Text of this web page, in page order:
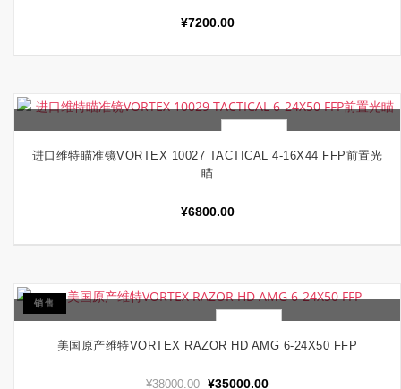
¥7200.00
加入购物车 快速查看
进口维特瞄准镜VORTEX 10027 TACTICAL 4-16X44 FFP前置光
瞄
¥6800.00
销售
阅读更多 快速查看
美国原产维特VORTEX RAZOR HD AMG 6-24X50 FFP
¥38000.00 原
¥35000.00当